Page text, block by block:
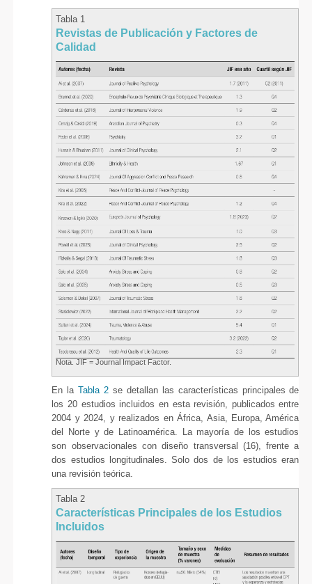
Tabla 1
Revistas de Publicación y Factores de
Calidad
Nota. JIF = Journal Impact Factor.
En laTabla 2 se detallan las características principales de
los 20 estudios incluidos en esta revisión, publicados entre
2004 y 2024, y realizados en África, Asia, Europa, América
del Norte y de Latinoamérica. La mayoría de los estudios
son observacionales con diseño transversal (16), frente a
dos estudios longitudinales. Solo dos de los estudios eran
una revisión teórica.
Tabla 2
Características Principales de los Estudios
Incluidos